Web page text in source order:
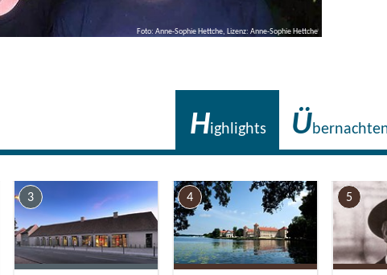
Foto: Anne-Sophie Hettche, Lizenz: Anne-Sophie Hettche
Highlights Ü
3 4 5